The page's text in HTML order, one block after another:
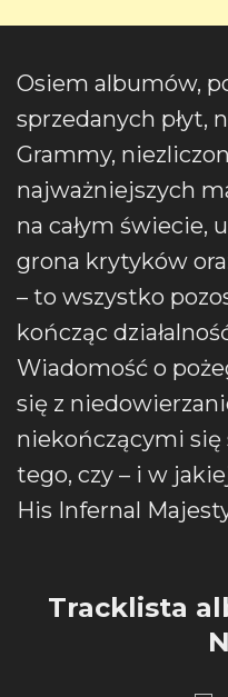
Osiem albumów,
sprzedanych płyt,
Grammy,
najważniejszych
na całym świecie,
grona krytyków
– to wszystko
kończąc
Wiadomość o
się z
niekończącymi
tego, czy – i w
His Infernal
Tracklista